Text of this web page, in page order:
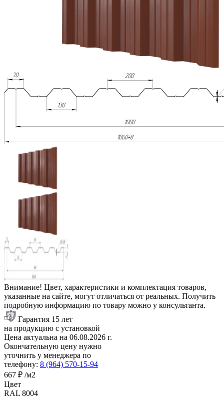
Внимание! Цвет, характеристики и комплектация товаров,
указанные на сайте, могут отличаться от реальных. Получить
подробную информацию по товару можно у консультанта.
Гарантия 15 лет
на продукцию с установкой
Цена актуальна на 06.08.2026 г.
Окончательную цену нужно
уточнить у менеджера по
телефону: 8 (964) 570-15-94
667 ₽ /м2
Цвет
RAL 8004